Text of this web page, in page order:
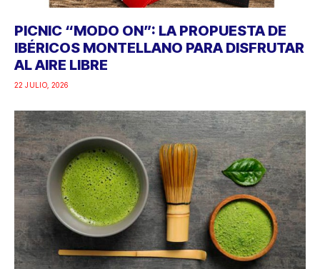
PICNIC “MODO ON”: LA PROPUESTA DE
IBÉRICOS MONTELLANO PARA DISFRUTAR
AL AIRE LIBRE
22 JULIO, 2026